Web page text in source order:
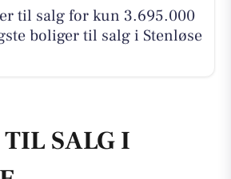
til salg for kun 3.695.000
boliger til salg i Stenløse
SALG I